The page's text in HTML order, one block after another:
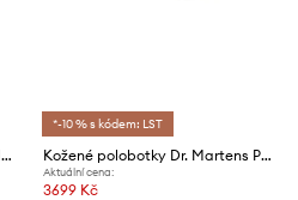
Kožené mokasíny Dr. Martens Maybole Loafer
*-10 % s kódem: LST
Kožené polobotky Dr. Martens Polley
Aktuální cena:
3699 Kč